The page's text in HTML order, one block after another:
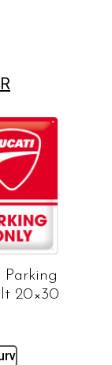
Parking
20×30